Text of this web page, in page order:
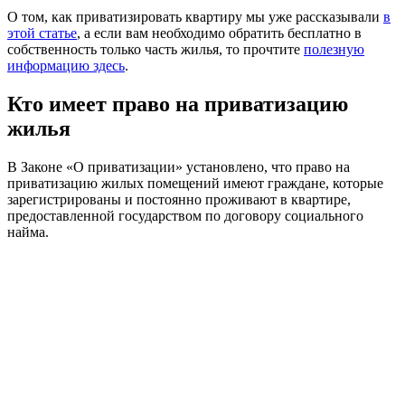
О том, как приватизировать квартиру мы уже рассказывали в
этой статье, а если вам необходимо обратить бесплатно в
собственность только часть жилья, то прочтите полезную
информацию здесь.
Кто имеет право на приватизацию
жилья
В Законе «О приватизации» установлено, что право на
приватизацию жилых помещений имеют граждане, которые
зарегистрированы и постоянно проживают в квартире,
предоставленной государством по договору социального
найма.